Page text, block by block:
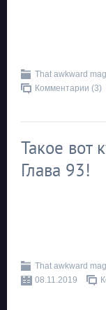
That awkward
Комментарии (3)
Такое вот
Глава 93!
That awkward
08.11.2019